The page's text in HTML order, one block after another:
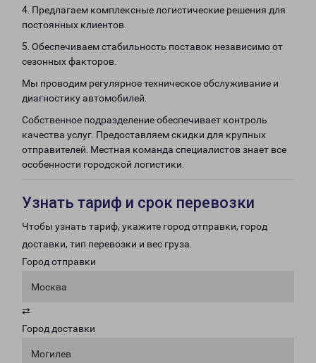
4. Предлагаем комплексные логистические решения для
постоянных клиентов.
5. Обеспечиваем стабильность поставок независимо от
сезонных факторов.
Мы проводим регулярное техническое обслуживание и
диагностику автомобилей.
Собственное подразделение обеспечивает контроль
качества услуг. Предоставляем скидки для крупных
отправителей. Местная команда специалистов знает все
особенности городской логистики.
Узнать тариф и срок перевозки
Чтобы узнать тариф, укажите город отправки, город
доставки, тип перевозки и вес груза.
Город отправки
Москва
⇄
Город доставки
Могилев